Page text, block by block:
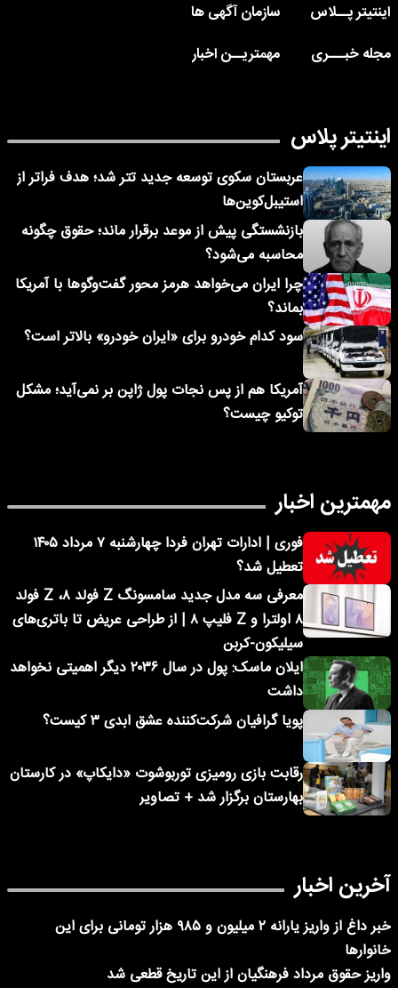
اینتیتر پــلاس
سازمان آگهی ها
مجله خبـــری
مهمتریــن اخبار
اینتیتر پلاس
عربستان سکوی توسعه جدید تتر شد؛ هدف فراتر از
استیبل‌کوین‌ها
بازنشستگی پیش از موعد برقرار ماند؛ حقوق چگونه
محاسبه می‌شود؟
چرا ایران می‌خواهد هرمز محور گفت‌وگوها با آمریکا
بماند؟
سود کدام خودرو برای «ایران خودرو» بالاتر است؟
آمریکا هم از پس نجات پول ژاپن بر نمی‌آید؛ مشکل
توکیو چیست؟
مهمترین اخبار
فوری | ادارات تهران فردا چهارشنبه ۷ مرداد ۱۴۰۵
تعطیل شد؟
معرفی سه مدل جدید سامسونگ Z فولد ۸، Z فولد
۸ اولترا و Z فلیپ ۸ | از طراحی عریض تا باتری‌های
سیلیکون-کربن
ایلان ماسک: پول در سال ۲۰۳۶ دیگر اهمیتی نخواهد
داشت
پویا گرافیان شرکت‌کننده عشق ابدی ۳ کیست؟
رقابت بازی رومیزی توربوشوت «دایکاپ» در کارستان
بهارستان برگزار شد + تصاویر
آخرین اخبار
خبر داغ از واریز یارانه ۲ میلیون و ۹۸۵ هزار تومانی برای این
خانوارها
واریز حقوق مرداد فرهنگیان از این تاریخ قطعی شد